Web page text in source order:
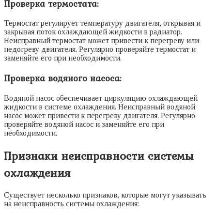
Проверка термостата:
Термостат регулирует температуру двигателя, открывая и
закрывая поток охлаждающей жидкости в радиатор.
Неисправный термостат может привести к перегреву или
недогреву двигателя. Регулярно проверяйте термостат и
заменяйте его при необходимости.
Проверка водяного насоса:
Водяной насос обеспечивает циркуляцию охлаждающей
жидкости в системе охлаждения. Неисправный водяной
насос может привести к перегреву двигателя. Регулярно
проверяйте водяной насос и заменяйте его при
необходимости.
Признаки неисправности системы
охлаждения
Существует несколько признаков, которые могут указывать
на неисправность системы охлаждения: